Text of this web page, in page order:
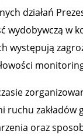
działań
wydobywczą w
występują
ruchu
oraz